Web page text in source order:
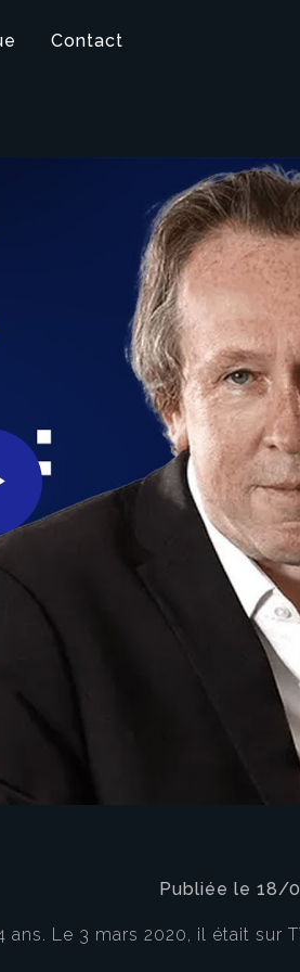
Contact
Publiée le 18/
Le 3 mars 2020, il était sur